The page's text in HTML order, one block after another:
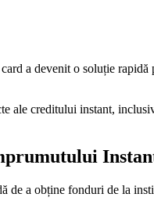
a devenit o soluție
ale creditului instant,
de a obține fonduri de la